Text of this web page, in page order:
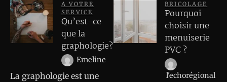
A VOTRE
SERVICE
Qu’est-ce
que la
graphologie?
Emeline
La graphologie est une
BRICOLAGE
Pourquoi
choisir une
menuiserie
PVC ?
l'echorégional